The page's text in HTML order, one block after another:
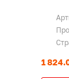
1